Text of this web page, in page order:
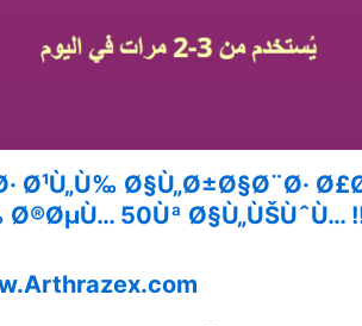
Ø§Ù„Ø±Ø§Ø¨Ø·
50Ùª Ø§Ù„ÙŠÙˆÙ…